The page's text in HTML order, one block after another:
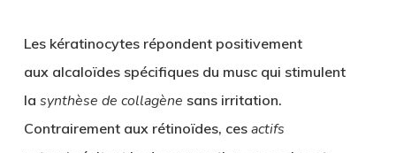
Les kératinocytes répondent positivement
aux alcaloïdes spécifiquesdu musc qui stimulent
la synthèse de collagène sans irritation.
Contrairement aux rétinoïdes, ces actifs